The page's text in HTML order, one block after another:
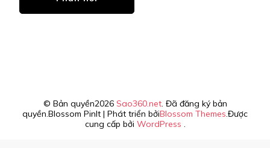
© Bản quyền2026 Sao360.net. Đã đăng ký bản
quyền. Blossom PinIt | Phát triển bởiBlossom Themes .Được
cung cấp bởi WordPress